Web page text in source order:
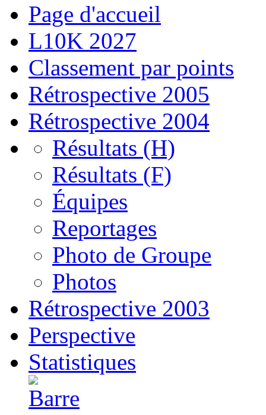
Page d'accueil
L10K 2027
Classement par points
Rétrospective 2005
Rétrospective 2004
Résultats (H)
Résultats (F)
Équipes
Reportages
Photo de Groupe
Photos
Rétrospective 2003
Perspective
Statistiques